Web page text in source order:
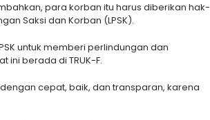
para korban itu harus diberikan hak-
Saksi dan Korban (LPSK).
untuk memberi perlindungan dan
berada di TRUK-F.
cepat, baik, dan transparan, karena